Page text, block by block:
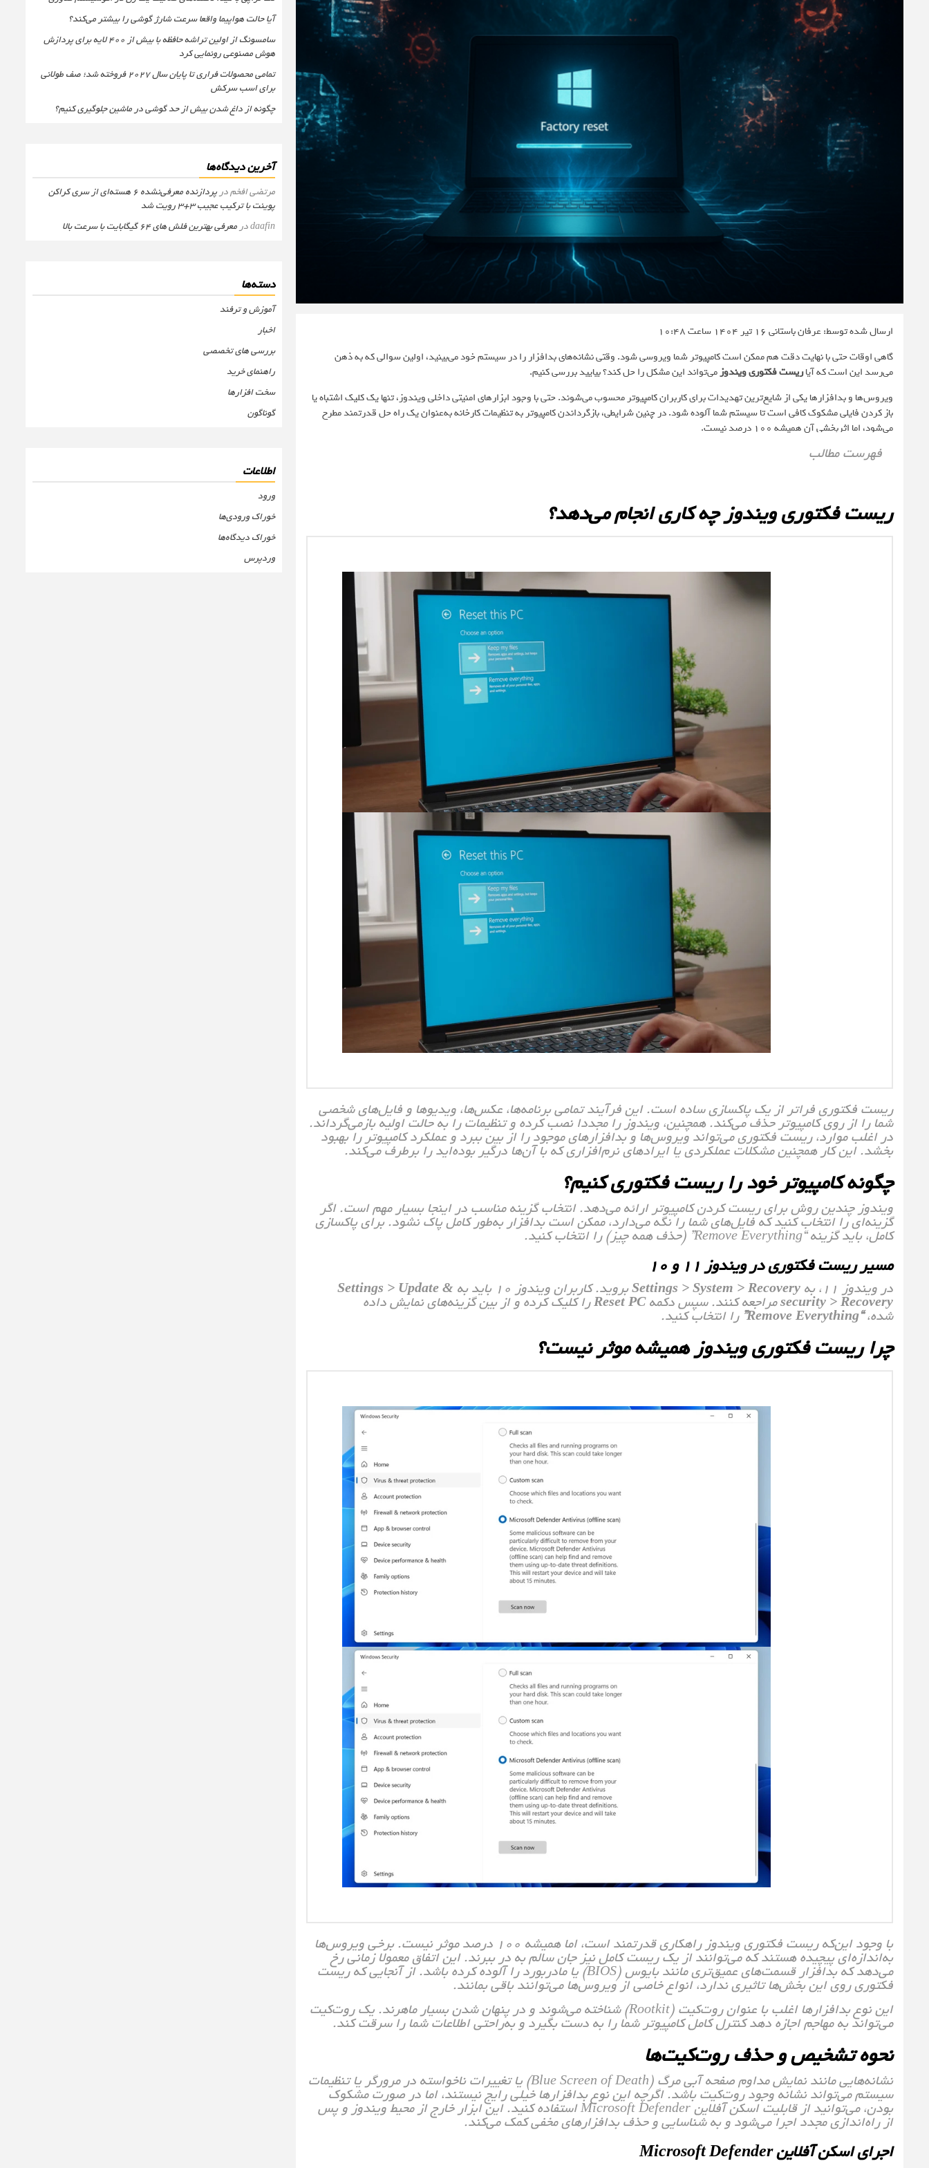
ارسال شده توسط: عرفان باستانی 16 تیر 1404 ساعت 10:48
گاهی اوقات حتی با نهایت دقت هم ممکن است کامپیوتر شما ویروسی شود. وقتی نشانه‌های بدافزار را در سیستم خود می‌بینید، اولین سوالی که به ذهن
می‌رسد این است که آیاریست فکتوری ویندوزمی‌تواند این مشکل را حل کند؟ بیایید بررسی کنیم.
ویروس‌ها و بدافزارها یکی از شایع‌ترین تهدیدات برای کاربران کامپیوتر محسوب می‌شوند. حتی با وجود ابزارهای امنیتی داخلی ویندوز، تنها یک کلیک اشتباه یا
باز کردن فایلی مشکوک کافی است تا سیستم شما آلوده شود. در چنین شرایطی، بازگرداندن کامپیوتر به تنظیمات کارخانه به‌عنوان یک راه حل قدرتمند مطرح
می‌شود، اما اثربخشی آن همیشه ۱۰۰ درصد نیست.
فهرست مطالب
ریست فکتوری ویندوز چه کاری انجام می‌دهد؟
ریست فکتوری فراتر از یک پاکسازی ساده است. این فرآیند تمامی برنامه‌ها، عکس‌ها، ویدیوها و فایل‌های شخصی
شما را از روی کامپیوتر حذف می‌کند. همچنین، ویندوز را مجددا نصب کرده و تنظیمات را به حالت اولیه بازمی‌گرداند.
در اغلب موارد، ریست فکتوری می‌تواند ویروس‌ها و بدافزارهای موجود را از بین ببرد و عملکرد کامپیوتر را بهبود
بخشد. این کار همچنین مشکلات عملکردی یا ایرادهای نرم‌افزاری که با آن‌ها درگیر بوده‌اید را برطرف می‌کند.
چگونه کامپیوتر خود را ریست فکتوری کنیم؟
ویندوز چندین روش برای ریست کردن کامپیوتر ارائه می‌دهد. انتخاب گزینه مناسب در اینجا بسیار مهم است. اگر
گزینه‌ای را انتخاب کنید که فایل‌های شما را نگه می‌دارد، ممکن است بدافزار به‌طور کامل پاک نشود. برای پاکسازی
کامل، باید گزینه “Remove Everything” (حذف همه چیز) را انتخاب کنید.
مسیر ریست فکتوری در ویندوز ۱۱ و ۱۰
در ویندوز ۱۱، به Settings > System > Recoveryبروید. کاربران ویندوز ۱۰ باید به Settings > Update &
security > Recoveryمراجعه کنند. سپس دکمهReset PCرا کلیک کرده و از بین گزینه‌های نمایش داده
شده،“Remove Everything” را انتخاب کنید.
چرا ریست فکتوری ویندوز همیشه موثر نیست؟
با وجود این‌که ریست فکتوری ویندوز راهکاری قدرتمند است، اما همیشه ۱۰۰ درصد موثر نیست. برخی ویروس‌ها
به‌اندازه‌ای پیچیده هستند که می‌توانند از یک ریست کامل نیز جان سالم به در ببرند. این اتفاق معمولا زمانی رخ
می‌دهد که بدافزار قسمت‌های عمیق‌تری مانند بایوس (BIOS) یا مادربورد را آلوده کرده باشد. از آنجایی که ریست
فکتوری روی این بخش‌ها تاثیری ندارد، انواع خاصی از ویروس‌ها می‌توانند باقی بمانند.
این نوع بدافزارها اغلب با عنوان روت‌کیت (Rootkit) شناخته می‌شوند و در پنهان شدن بسیار ماهرند. یک روت‌کیت
می‌تواند به مهاجم اجازه دهد کنترل کامل کامپیوتر شما را به دست بگیرد و به‌راحتی اطلاعات شما را سرقت کند.
نحوه تشخیص و حذف روت‌کیت‌ها
نشانه‌هایی مانند نمایش مداوم صفحه آبی مرگ (Blue Screen of Death) یا تغییرات ناخواسته در مرورگر یا تنظیمات
سیستم می‌تواند نشانه وجود روت‌کیت باشد. اگرچه این نوع بدافزارها خیلی رایج نیستند، اما در صورت مشکوک
بودن، می‌توانید از قابلیت اسکن آفلاین Microsoft Defender استفاده کنید. این ابزار خارج از محیط ویندوز و پس
از راه‌اندازی مجدد اجرا می‌شود و به شناسایی و حذف بدافزارهای مخفی کمک می‌کند.
اجرای اسکن آفلاین Microsoft Defender
آیا حالت هواپیما واقعا سرعت شارژ گوشی را بیشتر می‌کند؟
سامسونگ از اولین تراشه حافظه با بیش از ۴۰۰ لایه برای پردازش
هوش مصنوعی رونمایی کرد
تمامی محصولات فراری تا پایان سال ۲۰۲۷ فروخته شد؛ صف طولانی
برای اسب سرکش
چگونه از داغ شدن بیش از حد گوشی در ماشین جلوگیری کنیم؟
آخرین دیدگاه‌ها
مرتضی افخمدر
پردازنده معرفی‌نشده 6 هسته‌ای از سری کراکن
پوینت با ترکیب عجیب 3+3 رویت شد
daafinدر معرفی بهترین فلش های 64 گیگابایت با سرعت بالا
دسته‌ها
آموزش و ترفند
اخبار
بررسی های تخصصی
راهنمای خرید
سخت افزارها
گوناگون
اطلاعات
ورود
خوراک ورودی‌ها
خوراک دیدگاه‌ها
وردپرس